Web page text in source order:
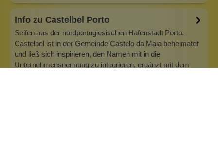
Info zu Castelbel Porto
Seifen aus der nordportugiesischen Hafenstadt Porto.
Castelbel ist in der Gemeinde Castelo da Maia beheimatet
und ließ sich inspirieren, den Namen mit in die
Unternehmensnennung zu integrieren; ergänzt mit dem